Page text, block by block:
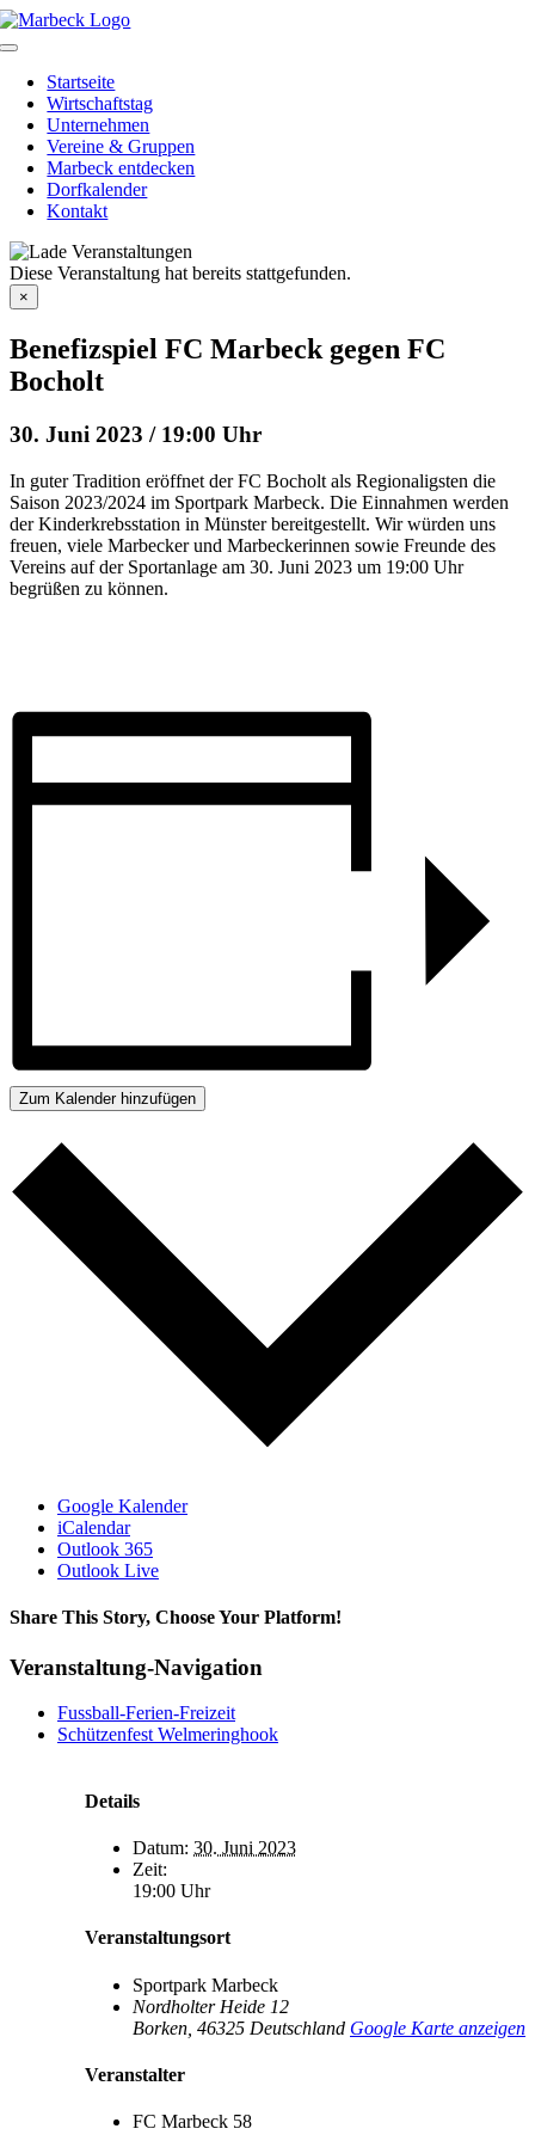
Skip
to
Toggle
NavigationStartseite
Wirtschaftstag
Unternehmen
Vereine & Gruppen
Marbeck entdecken
Dorfkalender
Kontakt
Diese Veranstaltung hat bereits stattgefunden.
×
Benefizspiel FC Marbeck gegen FC
Bocholt
30. Juni 2023 / 19:00 Uhr
In guter Tradition eröffnet der FC Bocholt als Regionaligsten die
Saison 2023/2024 im Sportpark Marbeck. Die Einnahmen werden
der Kinderkrebsstation in Münster bereitgestellt. Wir würden uns
freuen, viele Marbecker und Marbeckerinnen sowie Freunde des
Vereins auf der Sportanlage am 30. Juni 2023 um 19:00 Uhr
begrüßen zu können.
Zum Kalender hinzufügen
Google Kalender
iCalendar
Outlook 365
Outlook Live
Share This Story, Choose Your Platform!
Facebook
X
Bluesky
Reddit
LinkedIn
WhatsApp
Telegram
Tumblr
Xing
Email
Copy
Veranstaltung-Navigation
Fussball-Ferien-Freizeit
Schützenfest Welmeringhook
Details
Datum: 30. Juni 2023
Zeit:
19:00 Uhr
Veranstaltungsort
Sportpark Marbeck
Nordholter Heide 12
Borken 46325 Deutschland Google Karte anzeigen
Veranstalter
FC Marbeck 58